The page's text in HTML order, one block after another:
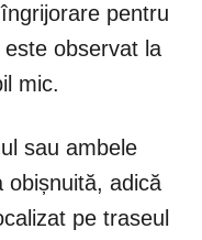
pentru
observat la
mic.
sau ambele
obișnuită, adică
pe traseul